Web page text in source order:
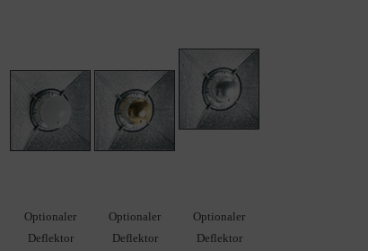
Optionaler
Deflektor
Optionaler
Deflektor
Optionaler
Deflektor